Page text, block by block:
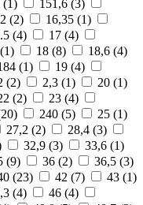
(1 ) 151,6 (3)
(2) 16,35 (1)
(4) 17 (4)
1) 18 (8) 18,6 (4)
(1) 19 (4)
(2) 2,3 (1) 20 (1)
(2) 23 (4)
20) 240 (5) 25 (1)
27,2 (2) 28,4 (3)
32,9 (3) 33,6 (1)
(9) 36 (2) 36,5 (3)
(23) 42 (7) 43 (1)
(4) 46 (4)